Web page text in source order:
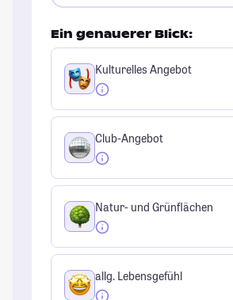
Ein genauerer Blick:
Kulturelles Angebot
Club-Angebot
Natur- und Grünflächen
allg. Lebensgefühl